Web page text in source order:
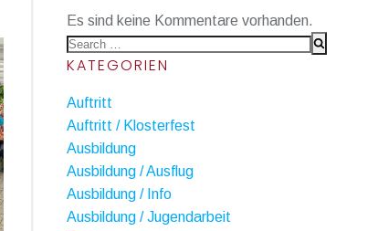
Es sind keine Kommentare vorhanden.
Search
for:
KATEGORIEN
Auftritt
Auftritt / Klosterfest
Ausbildung
Ausbildung / Ausflug
Ausbildung / Info
Ausbildung / Jugendarbeit